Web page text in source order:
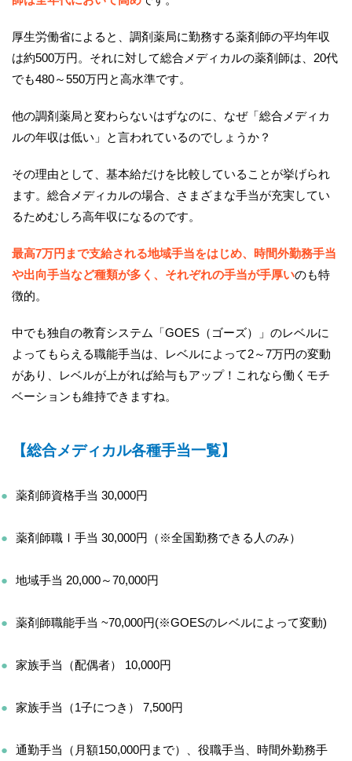
厚生労働省によると、調剤薬局に勤務する薬剤師の平均年収
は約500万円。それに対して総合メディカルの薬剤師は、20代
でも480～550万円と高水準です。
他の調剤薬局と変わらないはずなのに、なぜ「総合メディカ
ルの年収は低い」と言われているのでしょうか？
その理由として、基本給だけを比較していることが挙げられ
ます。総合メディカルの場合、さまざまな手当が充実してい
るためむしろ高年収になるのです。
最高7万円まで支給される地域手当をはじめ、時間外勤務手当
や出向手当など種類が多く、それぞれの手当が手厚いのも特
徴的。
中でも独自の教育システム「GOES（ゴーズ）」のレベルに
よってもらえる職能手当は、レベルによって2～7万円の変動
があり、レベルが上がれば給与もアップ！これなら働くモチ
ベーションも維持できますね。
【総合メディカル各種手当一覧】
薬剤師資格手当 30,000円
薬剤師職Ⅰ手当 30,000円（※全国勤務できる人のみ）
地域手当 20,000～70,000円
薬剤師職能手当 ~70,000円(※GOESのレベルによって変動)
家族手当（配偶者） 10,000円
家族手当（1子につき） 7,500円
通勤手当（月額150,000円まで）、役職手当、時間外勤務手